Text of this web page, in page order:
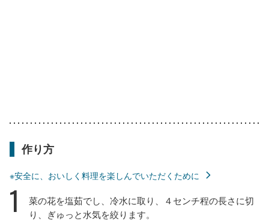
作り方
※安全に、おいしく料理を楽しんでいただくために
1
菜の花を塩茹でし、冷水に取り、４センチ程の長さに切
り、ぎゅっと水気を絞ります。